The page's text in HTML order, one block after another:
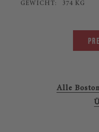
GEWICHT:
374 KG
Alle